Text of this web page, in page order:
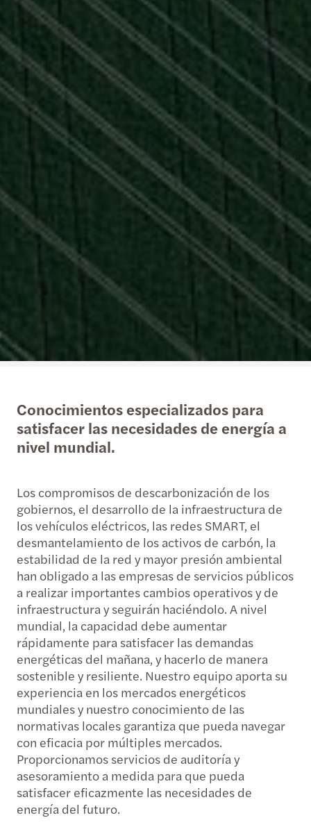
Conocimientos especializados para
satisfacer las necesidades de energía a
nivel mundial.
Los compromisos de descarbonización de los
gobiernos, el desarrollo de la infraestructura de
los vehículos eléctricos, las redes SMART, el
desmantelamiento de los activos de carbón, la
estabilidad de la red y mayor presión ambiental
han obligado a las empresas de servicios públicos
a realizar importantes cambios operativos y de
infraestructura y seguirán haciéndolo. A nivel
mundial, la capacidad debe aumentar
rápidamente para satisfacer las demandas
energéticas del mañana, y hacerlo de manera
sostenible y resiliente. Nuestro equipo aporta su
experiencia en los mercados energéticos
mundiales y nuestro conocimiento de las
normativas locales garantiza que pueda navegar
con eficacia por múltiples mercados.
Proporcionamos servicios de auditoría y
asesoramiento a medida para que pueda
satisfacer eficazmente las necesidades de
energía del futuro.